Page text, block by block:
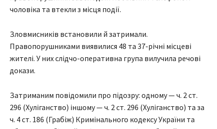
чоловіка та втекли з місця події.
Зловмисників встановили й затримали.
Правопорушниками виявилися 48 та 37-річні місцеві
жителі. У них слідчо-оперативна група вилучила речові
докази.
Затриманим повідомили про підозру: одному — ч. 2 ст.
296 (Хуліганство) іншому — ч. 2 ст. 296 (Хуліганство) та за
ч. 4 ст. 186 (Грабіж) Кримінального кодексу України та